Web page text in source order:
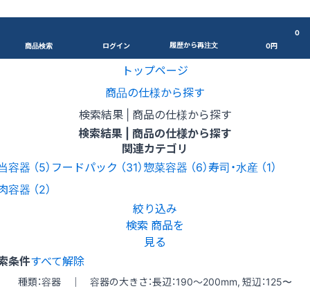
商品検索 ログイン 履歴から再注文
0
0円
トップページ
商品の仕様から探す
検索結果 | 商品の仕様から探す
検索結果 | 商品の仕様から探す
関連カテゴリ
容器 （5） フードパック （31）惣菜容器 （6）寿司・水産 （1）
容器 （2）
絞り込み
検索 商品を
見る
条件すべて解除
種類：容器 ｜ 容器の大きさ：長辺：190〜200mm, 短辺：125〜